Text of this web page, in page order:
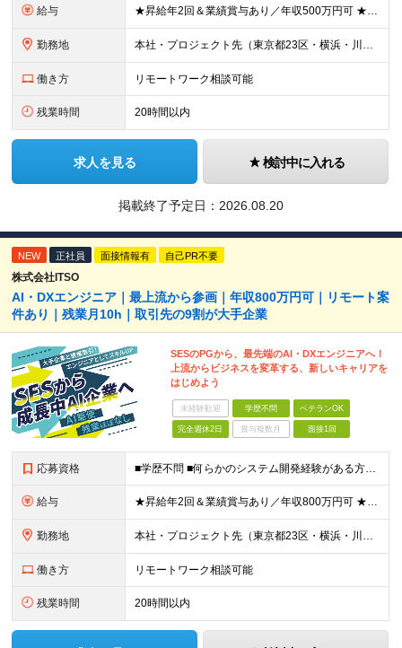
給与 ★昇給年2回＆業績賞与あり／年収500万円可 ★前職給与を考慮 ★ストックオプション付与あり（IPO間近） ★昇給制度あり ┗入社6カ月後に3％以上の昇給があります。その後、業績に合わせて適宜、昇給し
勤務地 本社・プロジェクト先（東京都23区・横浜・川崎・千葉・埼玉が中心）いずれかでの勤務となります（常駐は全体の1割程度！） 《本社》東京都港区虎ノ門3-5-1 虎ノ門37森ビル12F ※(変更の範囲)
働き方 リモートワーク相談可能
残業時間 20時間以内
求人を見る 検討中に入れる
掲載終了予定日： 2026.08.20
NEW 正社員 面接情報有 自己PR不要
株式会社ITSO
AI・DXエンジニア｜最上流から参画｜年収800万円可｜リモート案
件あり｜残業月10h｜取引先の9割が大手企業
SESのPGから、最先端のAI・DXエンジニアへ！
上流からビジネスを変革する、新しいキャリアを
はじめよう
未経験歓迎 学歴不問 ベテランOK
完全週休2日 賞与複数月 面接1回
応募資格 ■学歴不問 ■何らかのシステム開発経験がある方（言語不問） ※プログラミング経験1年～程度の経験が浅い方も歓迎します！ ≪以下のような方を歓迎します≫ ■長期プロジェクトで、クライアントの課題解決に
給与 ★昇給年2回＆業績賞与あり／年収800万円可 ★前職給与を考慮 ★ストックオプション付与あり（IPO間近） ★昇給制度あり ┗入社6カ月後に3％以上の昇給があります。その後、業績に合わせて適宜、昇給し
勤務地 本社・プロジェクト先（東京都23区・横浜・川崎・千葉・埼玉が中心）いずれかでの勤務となります（常駐は全体の1割程度！） 《本社》東京都港区虎ノ門3-5-1 虎ノ門37森ビル12F ※(変更の範囲)
働き方 リモートワーク相談可能
残業時間 20時間以内